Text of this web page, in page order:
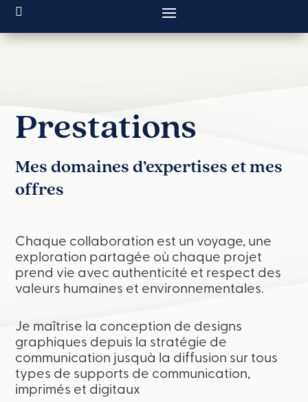
Prestations
Mes domaines d’expertises et mes
offres
Chaque collaboration est un voyage, une
exploration partagée où chaque projet
prend vie avec authenticité et respect des
valeurs humaines et environnementales.
Je maîtrise la conception de designs
graphiques depuis la stratégie de
communication jusquà la diffusion sur tous
types de supports de communication,
imprimés et digitaux